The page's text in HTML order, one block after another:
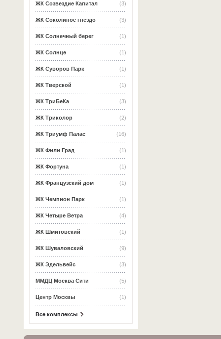
(3)
ЖК Созвездие Капитал
(3)
ЖК Соколиное гнездо
(1)
ЖК Солнечный берег
(1)
ЖК Солнце
(1)
ЖК Суворов Парк
(1)
ЖК Тверской
(3)
ЖК ТриБеКа
(2)
ЖК Триколор
(16)
ЖК Триумф Палас
(1)
ЖК Фили Град
(1)
ЖК Фортуна
(1)
ЖК Французский дом
(1)
ЖК Чемпион Парк
(4)
ЖК Четыре Ветра
(1)
ЖК Шмитовский
(9)
ЖК Шуваловский
(3)
ЖК Эдельвейс
(5)
ММДЦ Москва Сити
(1)
Центр Москвы
Все комплексы